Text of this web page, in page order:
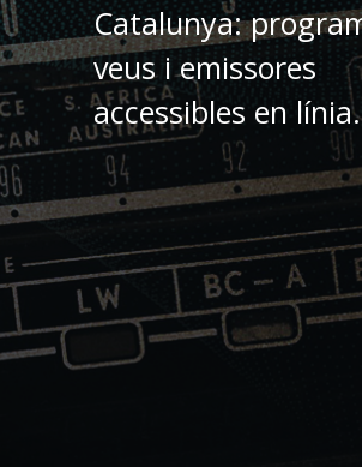
Catalunya:
veus i emissores
accessibles en línia.